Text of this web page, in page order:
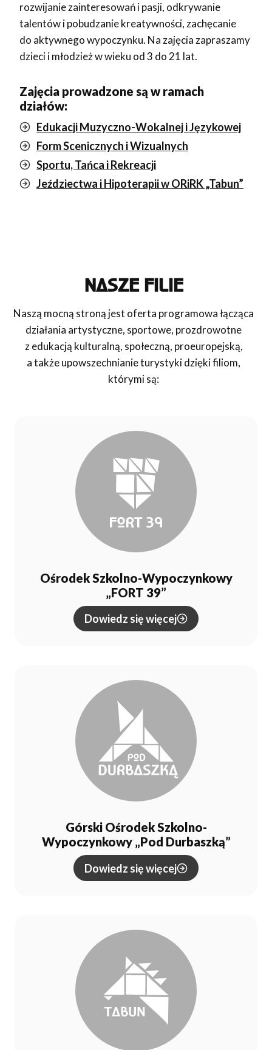
rozwijanie zainteresowań i pasji, odkrywanie
talentów i pobudzanie kreatywności, zachęcanie
do aktywnego wypoczynku. Na zajęcia zapraszamy
dzieci i młodzież w wieku od 3 do 21 lat.
Zajęcia prowadzone są w ramach
działów:
Edukacji Muzyczno-Wokalnej i Językowej
Form Scenicznych i Wizualnych
Sportu, Tańca i Rekreacji
Jeździectwa i Hipoterapii w ORiRK „Tabun”
NASZE FILIE
Naszą mocną stroną jest oferta programowa łącząca
działania artystyczne, sportowe, prozdrowotne
z edukacją kulturalną, społeczną, proeuropejską,
a także upowszechnianie turystyki dzięki filiom,
którymi są:
Ośrodek Szkolno-Wypoczynkowy
„FORT 39”
Dowiedz się więcej
Górski Ośrodek Szkolno-
Wypoczynkowy „Pod Durbaszką”
Dowiedz się więcej